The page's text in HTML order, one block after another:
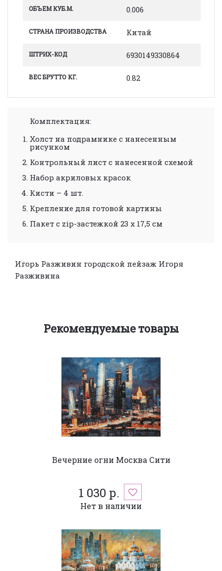
ОБЪЕМ КУБ.М. 0.006
СТРАНА ПРОИЗВОДСТВА Китай
ШТРИХ-КОД 6930149330864
ВЕС БРУТТО КГ. 0.82
Комплектация:
Холст на подрамнике с нанесенным
рисунком
Контрольный лист с нанесенной схемой
Набор акриловых красок
Кисти – 4 шт.
Крепление для готовой картины
Пакет с zip-застежкой 23 х 17,5 см
Игорь Разживин городской пейзаж Игоря
Разживина
Рекомендуемые товары
Вечерние огни Москва Сити
1 030 р.
Нет в наличии